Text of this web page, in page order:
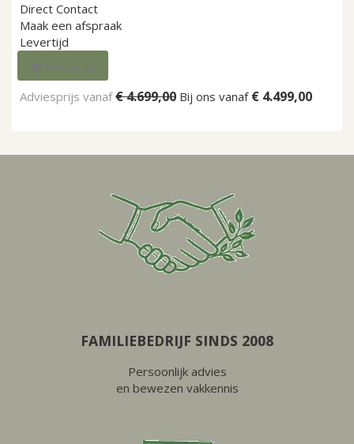
Direct Contact
Maak een afspraak
Levertijd
Bestel nu
Adviesprijs vanaf € 4.699,00 Bij ons vanaf € 4.499,00
FAMILIEBEDRIJF SINDS 2008
Persoonlijk advies
en bewezen vakkennis